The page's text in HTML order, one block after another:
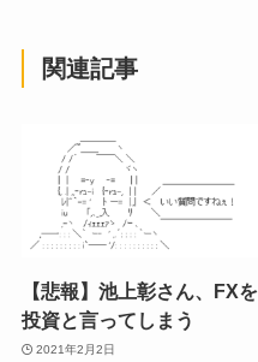
関連記事
【悲報】池上彰さん、FXを
投資と言ってしまう
2021年2月2日